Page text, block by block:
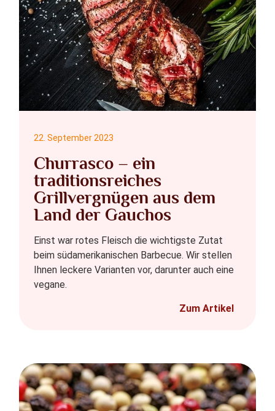
Churrasco – ein
traditionsreiches
Grillvergnügen aus dem
Land der Gauchos
22. September 2023
Einst war rotes Fleisch die wichtigste Zutat
beim südamerikanischen Barbecue. Wir stellen
Ihnen leckere Varianten vor, darunter auch eine
vegane.
Zum Artikel